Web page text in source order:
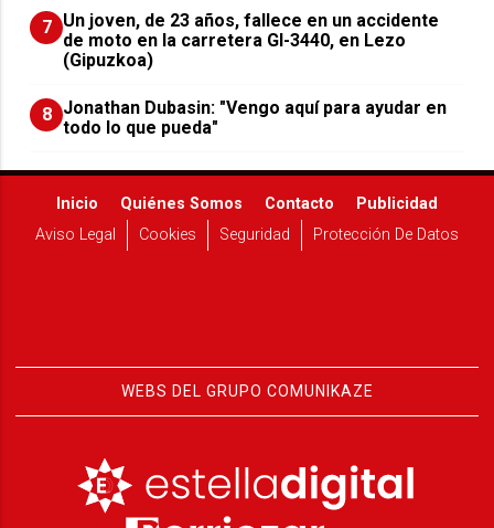
7 Un joven, de 23 años, fallece en un accidente
de moto en la carretera GI-3440, en Lezo
(Gipuzkoa)
8 Jonathan Dubasin: "Vengo aquí para ayudar en
todo lo que pueda"
Inicio Quiénes Somos Contacto
Publicidad
Aviso Legal
Cookies Seguridad Protección De Datos
WEBS DEL GRUPO COMUNIKAZE